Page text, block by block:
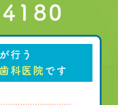
行う
科医院 です